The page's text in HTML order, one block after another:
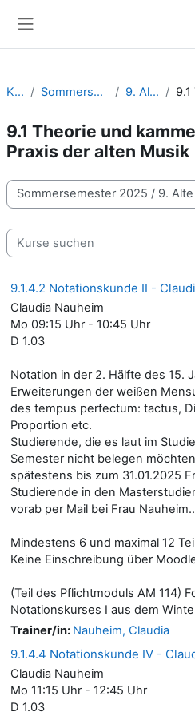
Kurse Sommersemester 2025 9. Alte Musik
9.1 Theorie und
Praxis der alten Musik
Kursbereiche
Kurse suchen
9.1.4.2 Notationskunde II -
Claudia Nauheim
Mo 09:15 Uhr - 10:45 Uhr
D 1.03
Notation in der 2. Hälfte des 15.
Erweiterungen der weißen
des tempus perfectum: tactus,
Proportion etc.
Studierende, die es laut im
Semester nicht belegen
spätestens bis zum 31.01.2025
Studierende in den
vorab per Mail bei Frau Nauheim..
Mindestens 6 und maximal 12
Keine Einschreibung über
(Teil des Pflichtmoduls AM 114)
Notationskurses I aus dem
Trainer/in: Nauheim, Claudia
9.1.4.4 Notationskunde IV -
Claudia Nauheim
Mo 11:15 Uhr - 12:45 Uhr
D 1.03